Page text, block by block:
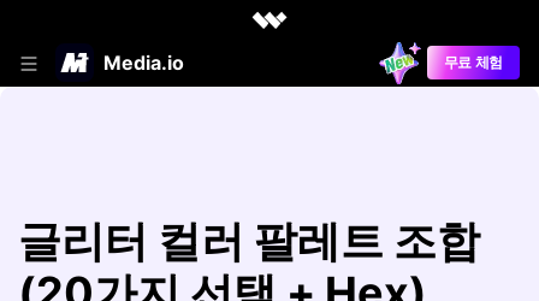
Media.io 무료 체험
글리터 컬러 팔레트 조합